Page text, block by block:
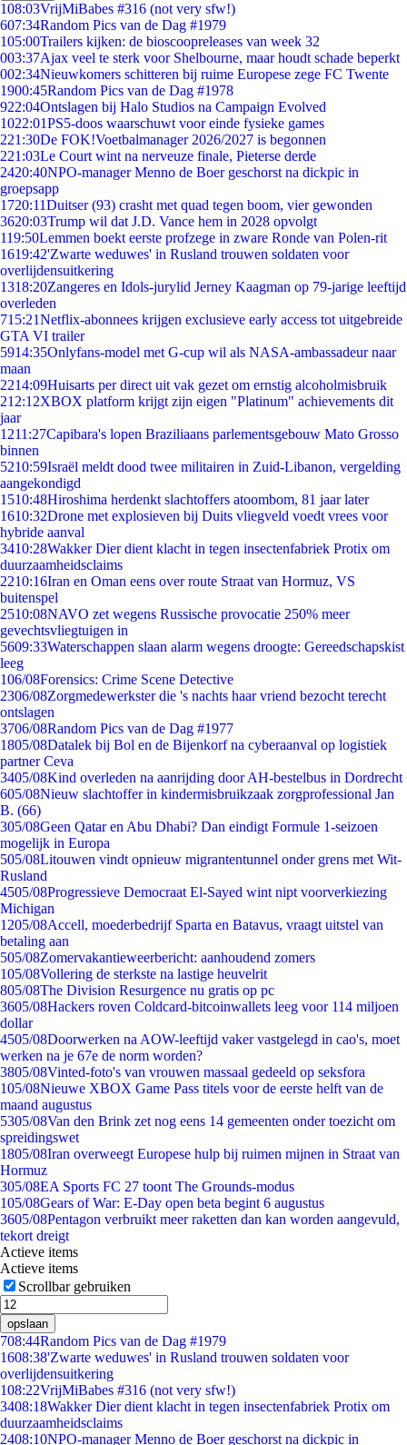
108:03VrijMiBabes #316 (not very sfw!)
607:34Random Pics van de Dag #1979
105:00Trailers kijken: de bioscoopreleases van week 32
003:37Ajax veel te sterk voor Shelbourne, maar houdt schade beperkt
002:34Nieuwkomers schitteren bij ruime Europese zege FC Twente
1900:45Random Pics van de Dag #1978
922:04Ontslagen bij Halo Studios na Campaign Evolved
1022:01PS5-doos waarschuwt voor einde fysieke games
221:30De FOK!Voetbalmanager 2026/2027 is begonnen
221:03Le Court wint na nerveuze finale, Pieterse derde
2420:40NPO-manager Menno de Boer geschorst na dickpic in
groepsapp
1720:11Duitser (93) crasht met quad tegen boom, vier gewonden
3620:03Trump wil dat J.D. Vance hem in 2028 opvolgt
119:50Lemmen boekt eerste profzege in zware Ronde van Polen-rit
1619:42'Zwarte weduwes' in Rusland trouwen soldaten voor
overlijdensuitkering
1318:20Zangeres en Idols-jurylid Jerney Kaagman op 79-jarige leeftijd
overleden
715:21Netflix-abonnees krijgen exclusieve early access tot uitgebreide
GTA VI trailer
5914:35Onlyfans-model met G-cup wil als NASA-ambassadeur naar
maan
2214:09Huisarts per direct uit vak gezet om ernstig alcoholmisbruik
212:12XBOX platform krijgt zijn eigen "Platinum" achievements dit
jaar
1211:27Capibara's lopen Braziliaans parlementsgebouw Mato Grosso
binnen
5210:59Israël meldt dood twee militairen in Zuid-Libanon, vergelding
aangekondigd
1510:48Hiroshima herdenkt slachtoffers atoombom, 81 jaar later
1610:32Drone met explosieven bij Duits vliegveld voedt vrees voor
hybride aanval
3410:28Wakker Dier dient klacht in tegen insectenfabriek Protix om
duurzaamheidsclaims
2210:16Iran en Oman eens over route Straat van Hormuz, VS
buitenspel
2510:08NAVO zet wegens Russische provocatie 250% meer
gevechtsvliegtuigen in
5609:33Waterschappen slaan alarm wegens droogte: Gereedschapskist
leeg
106/08Forensics: Crime Scene Detective
2306/08Zorgmedewerkster die 's nachts haar vriend bezocht terecht
ontslagen
3706/08Random Pics van de Dag #1977
1805/08Datalek bij Bol en de Bijenkorf na cyberaanval op logistiek
partner Ceva
3405/08Kind overleden na aanrijding door AH-bestelbus in Dordrecht
605/08Nieuw slachtoffer in kindermisbruikzaak zorgprofessional Jan
B. (66)
305/08Geen Qatar en Abu Dhabi? Dan eindigt Formule 1-seizoen
mogelijk in Europa
505/08Litouwen vindt opnieuw migrantentunnel onder grens met Wit-
Rusland
4505/08Progressieve Democraat El-Sayed wint nipt voorverkiezing
Michigan
1205/08Accell, moederbedrijf Sparta en Batavus, vraagt uitstel van
betaling aan
505/08Zomervakantieweerbericht: aanhoudend zomers
105/08Vollering de sterkste na lastige heuvelrit
805/08The Division Resurgence nu gratis op pc
3605/08Hackers roven Coldcard-bitcoinwallets leeg voor 114 miljoen
dollar
4505/08Doorwerken na AOW-leeftijd vaker vastgelegd in cao's, moet
werken na je 67e de norm worden?
3805/08Vinted-foto's van vrouwen massaal gedeeld op seksfora
105/08Nieuwe XBOX Game Pass titels voor de eerste helft van de
maand augustus
5305/08Van den Brink zet nog eens 14 gemeenten onder toezicht om
spreidingswet
1805/08Iran overweegt Europese hulp bij ruimen mijnen in Straat van
Hormuz
305/08EA Sports FC 27 toont The Grounds-modus
105/08Gears of War: E-Day open beta begint 6 augustus
3605/08Pentagon verbruikt meer raketten dan kan worden aangevuld,
tekort dreigt
Actieve items
Actieve items
Scrollbar gebruiken
opslaan
708:44Random Pics van de Dag #1979
1608:38'Zwarte weduwes' in Rusland trouwen soldaten voor
overlijdensuitkering
108:22VrijMiBabes #316 (not very sfw!)
3408:18Wakker Dier dient klacht in tegen insectenfabriek Protix om
duurzaamheidsclaims
2408:10NPO-manager Menno de Boer geschorst na dickpic in